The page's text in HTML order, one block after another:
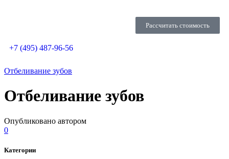
Рассчитать стоимость
+7 (495) 487-96-56
Отбеливание зубов
Отбеливание зубов
Опубликовано автором
0
Категории